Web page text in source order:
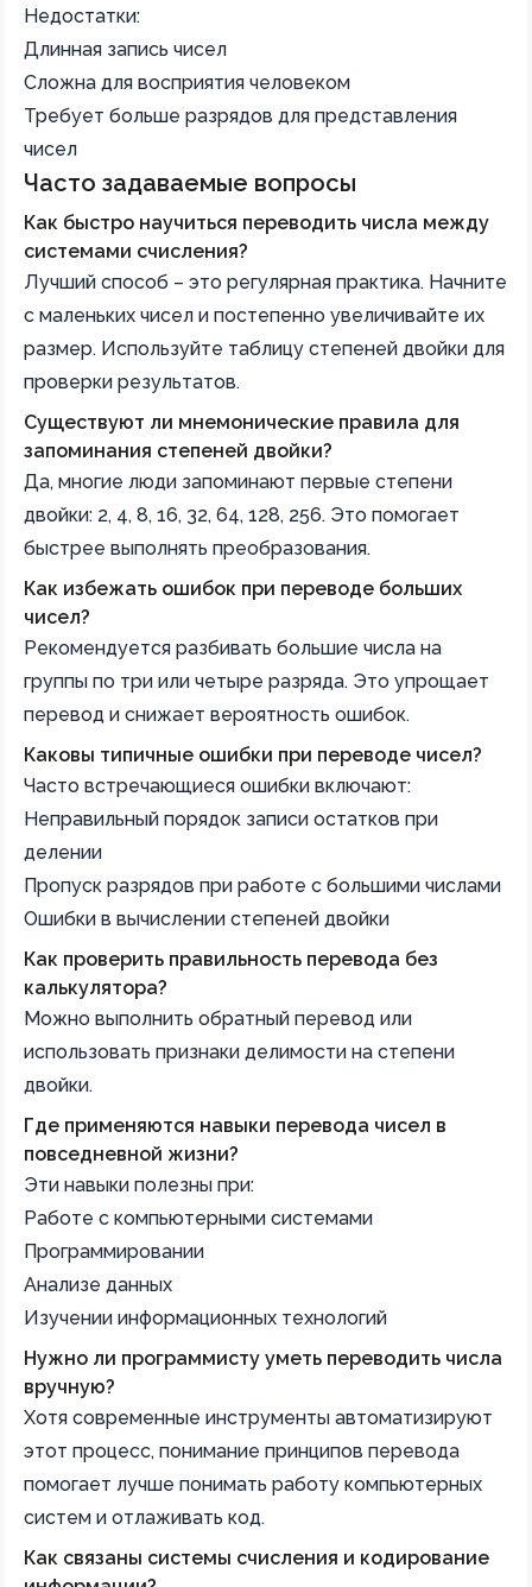
Недостатки:
Длинная запись чисел
Сложна для восприятия человеком
Требует больше разрядов для представления
чисел
Часто задаваемые вопросы
Как быстро научиться переводить числа между
системами счисления?
Лучший способ – это регулярная практика. Начните
с маленьких чисел и постепенно увеличивайте их
размер. Используйте таблицу степеней двойки для
проверки результатов.
Существуют ли мнемонические правила для
запоминания степеней двойки?
Да, многие люди запоминают первые степени
двойки: 2, 4, 8, 16, 32, 64, 128, 256. Это помогает
быстрее выполнять преобразования.
Как избежать ошибок при переводе больших
чисел?
Рекомендуется разбивать большие числа на
группы по три или четыре разряда. Это упрощает
перевод и снижает вероятность ошибок.
Каковы типичные ошибки при переводе чисел?
Часто встречающиеся ошибки включают:
Неправильный порядок записи остатков при
делении
Пропуск разрядов при работе с большими числами
Ошибки в вычислении степеней двойки
Как проверить правильность перевода без
калькулятора?
Можно выполнить обратный перевод или
использовать признаки делимости на степени
двойки.
Где применяются навыки перевода чисел в
повседневной жизни?
Эти навыки полезны при:
Работе с компьютерными системами
Программировании
Анализе данных
Изучении информационных технологий
Нужно ли программисту уметь переводить числа
вручную?
Хотя современные инструменты автоматизируют
этот процесс, понимание принципов перевода
помогает лучше понимать работу компьютерных
систем и отлаживать код.
Как связаны системы счисления и кодирование